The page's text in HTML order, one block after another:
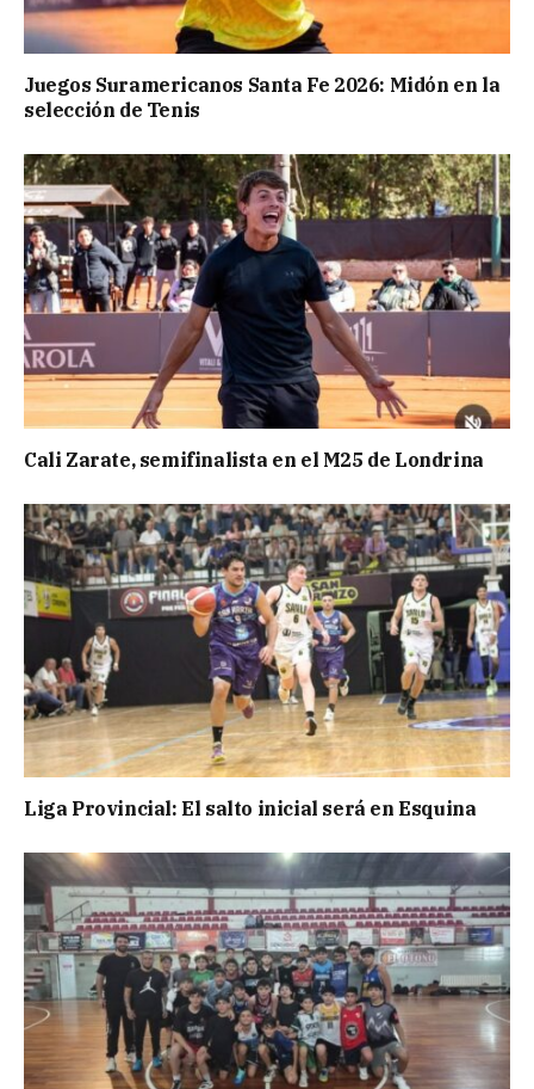
Juegos Suramericanos Santa Fe 2026: Midón en la
selección de Tenis
Cali Zarate, semifinalista en el M25 de Londrina
Liga Provincial: El salto inicial será en Esquina